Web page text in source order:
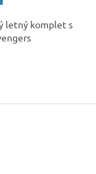
letný komplet s